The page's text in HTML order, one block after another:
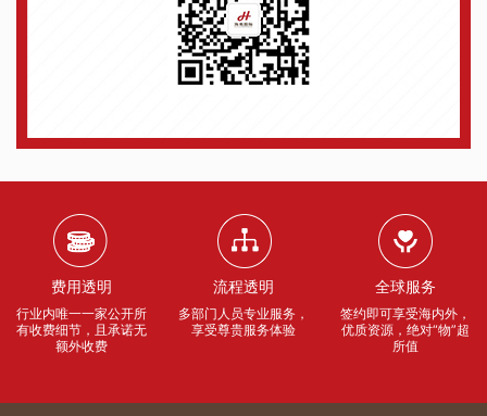
费用透明
行业内唯一一家公开所
有收费细节，且承诺无
额外收费
流程透明
多部门人员专业服务，
享受尊贵服务体验
全球服务
签约即可享受海内外，
优质资源，绝对“物”超
所值